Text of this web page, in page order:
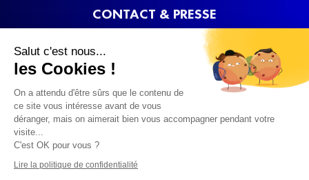
Salut c'est nous...
les Cookies !
On a attendu d'être sûrs que le contenu de
ce site vous intéresse avant de vous
déranger, mais on aimerait bien vous accompagner pendant votre
visite...
C'est OK pour vous ?
Lire la politique de confidentialité
CONTACT & PRESSE